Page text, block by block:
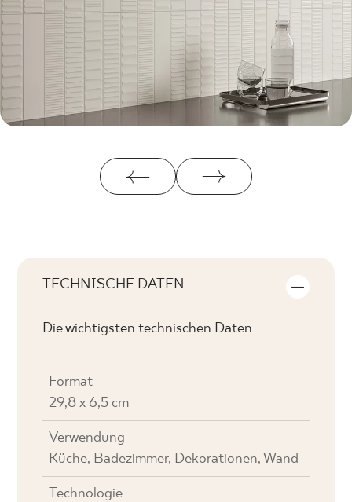
TECHNISCHE DATEN
Die wichtigsten technischen Daten
Format
29,8 x 6,5 cm
Verwendung
Küche, Badezimmer, Dekorationen, Wand
Technologie